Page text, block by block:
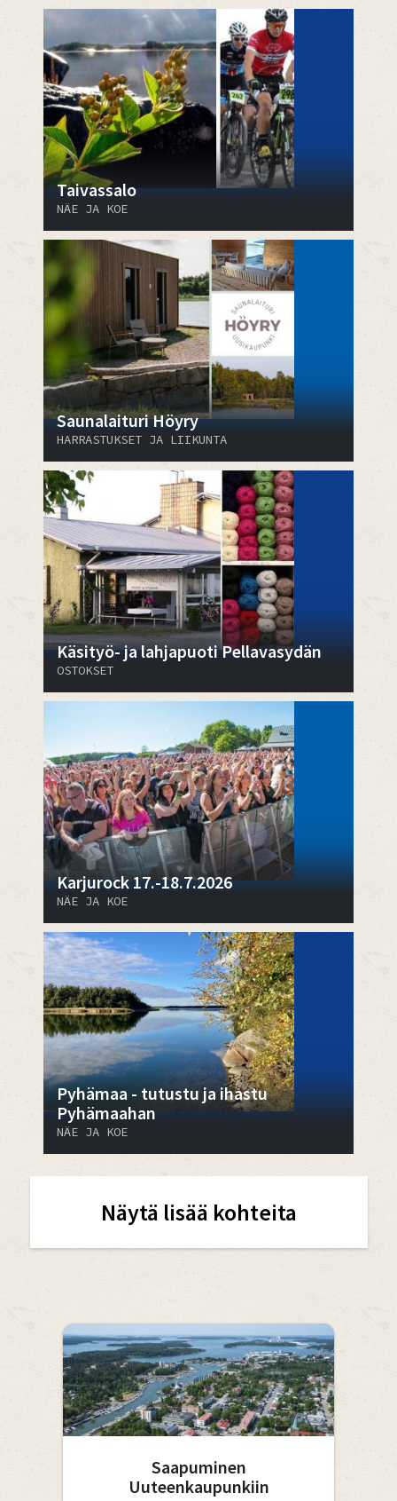
Taivassalo
NÄE JA KOE
Saunalaituri Höyry
HARRASTUKSET JA LIIKUNTA
Käsityö- ja lahjapuoti Pellavasydän
OSTOKSET
Karjurock 17.-18.7.2026
NÄE JA KOE
Pyhämaa - tutustu ja ihastu
Pyhämaahan
NÄE JA KOE
Näytä lisää kohteita
Saapuminen
Uuteenkaupunkiin